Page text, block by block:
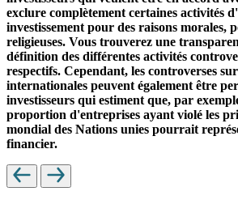
exclure complètement certaines activités
investissement pour des raisons morales,
religieuses. Vous trouverez une
définition des différentes activités
respectifs. Cependant, les controverses
internationales peuvent également être
investisseurs qui estiment que, par
proportion d'entreprises ayant violé les
mondial des Nations unies pourrait
financier.